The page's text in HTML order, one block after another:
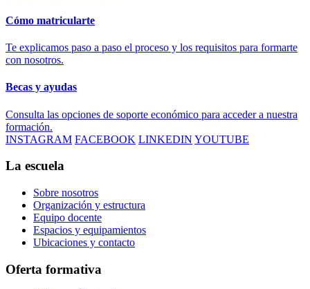
Cómo matricularte
Te explicamos paso a paso el proceso y los requisitos para formarte
con nosotros.
Becas y ayudas
Consulta las opciones de soporte económico para acceder a nuestra
formación.
INSTAGRAM FACEBOOK LINKEDIN YOUTUBE
La escuela
Sobre nosotros
Organización y estructura
Equipo docente
Espacios y equipamientos
Ubicaciones y contacto
Oferta formativa